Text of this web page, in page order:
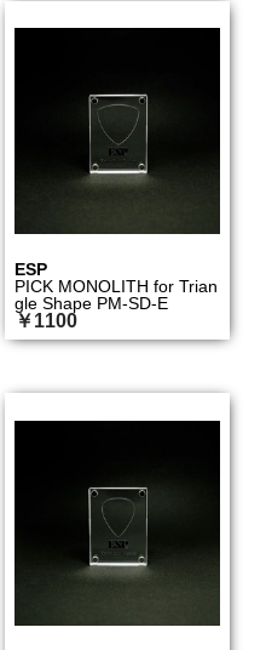
ESP
PICK MONOLITH for Trian
gle Shape PM-SD-E
￥1100